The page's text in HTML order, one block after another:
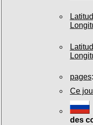
pages:
Ce
des